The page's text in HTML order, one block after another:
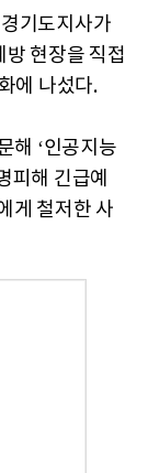
기도지사가
현장을 직접
에 나섰다.
해 ‘인공지능
피해 긴급예
게 철저한 사